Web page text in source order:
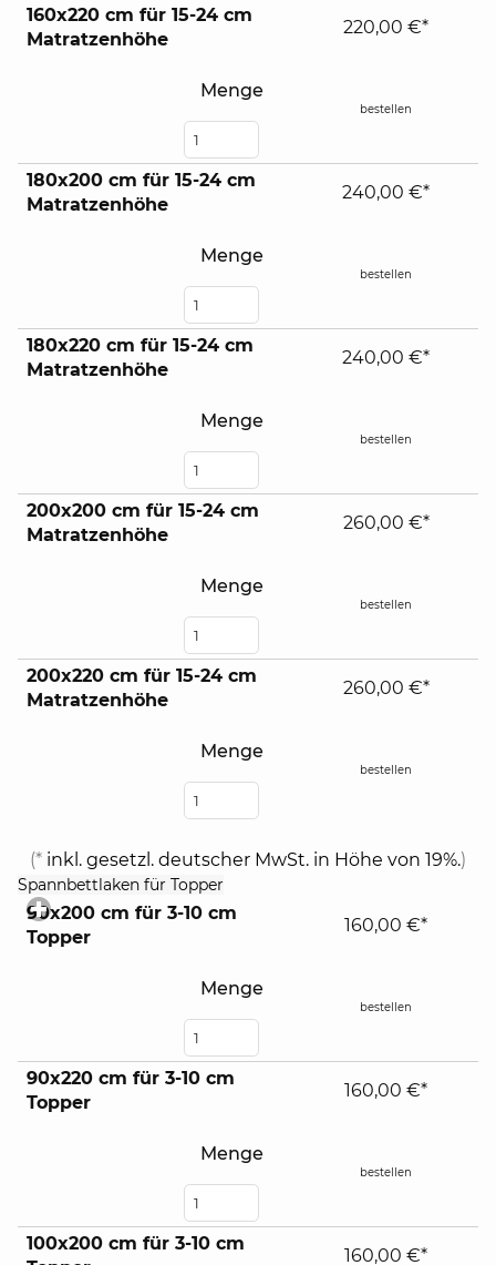
160x220 cm für 15-24 cm
Matratzenhöhe
Menge
220,00 €*
bestellen
180x200 cm für 15-24 cm
Matratzenhöhe
Menge
240,00 €*
bestellen
180x220 cm für 15-24 cm
Matratzenhöhe
Menge
240,00 €*
bestellen
200x200 cm für 15-24 cm
Matratzenhöhe
Menge
260,00 €*
bestellen
200x220 cm für 15-24 cm
Matratzenhöhe
Menge
260,00 €*
bestellen
(* inkl. gesetzl. deutscher MwSt. in Höhe von 19%.)
Spannbettlaken für Topper
expand
90x200 cm für 3-10 cm
Topper
Menge
160,00 €*
bestellen
90x220 cm für 3-10 cm
Topper
Menge
160,00 €*
bestellen
100x200 cm für 3-10 cm
160,00 €*